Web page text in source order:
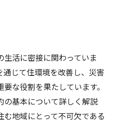
活に密接に関わっていま
じて住環境を改善し、災害
な役割を果たしています。
の基本について詳しく解説
む地域にとって不可欠である